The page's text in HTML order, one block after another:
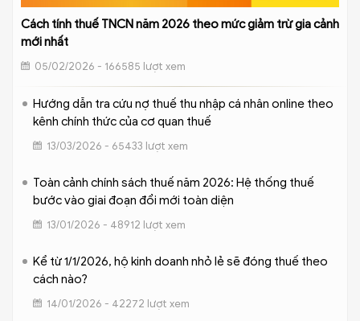
Cách tính thuế TNCN năm 2026 theo mức giảm trừ gia cảnh
mới nhất
05/02/2026 - 166585 lượt xem
Hướng dẫn tra cứu nợ thuế thu nhập cá nhân online theo
kênh chính thức của cơ quan thuế
13/03/2026 - 65433 lượt xem
Toàn cảnh chính sách thuế năm 2026: Hệ thống thuế
bước vào giai đoạn đổi mới toàn diện
13/01/2026 - 48912 lượt xem
Kể từ 1/1/2026, hộ kinh doanh nhỏ lẻ sẽ đóng thuế theo
cách nào?
14/01/2026 - 42272 lượt xem